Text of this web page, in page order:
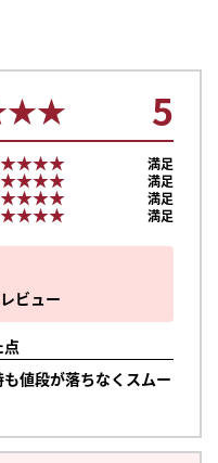
ビュー
値段が落ちなくスムー
5
満足
満足
満足
満足